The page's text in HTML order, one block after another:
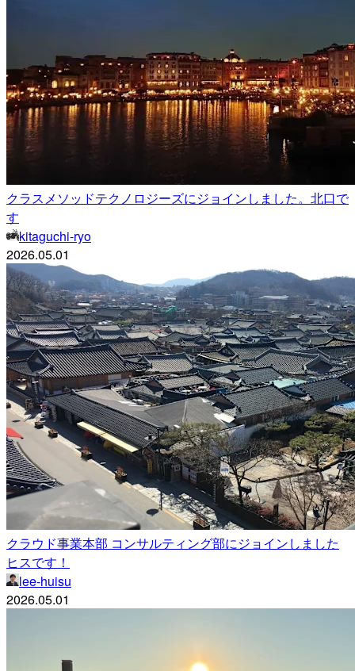
クラスメソッドテクノロジーズにジョインしました。北口で
す
kitaguchi-ryo
2026.05.01
クラウド事業本部 コンサルティング部にジョインしました
ヒスです！
lee-huisu
2026.05.01